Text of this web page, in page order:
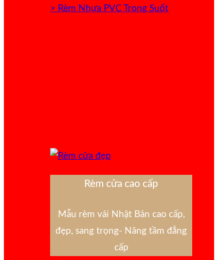
> Rèm Nhựa PVC Trong Suốt
Rèm cửa cao cấp
Mẫu rèm vải Nhật Bản cao cấp,
đẹp, sang trọng- Nâng tầm đẳng
cấp